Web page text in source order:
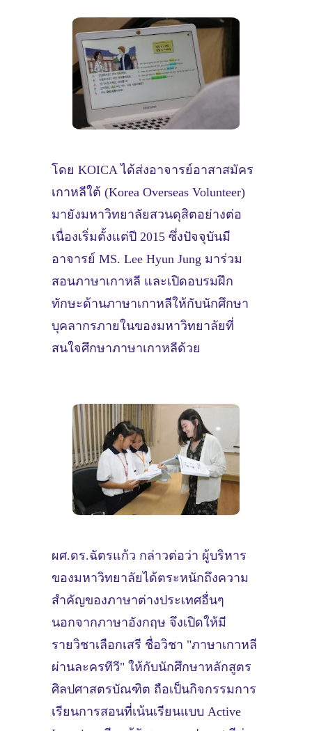
โดย KOICA ได้ส่งอาจารย์อาสาสมัคร
เกาหลีใต้ (Korea Overseas Volunteer)
มายังมหาวิทยาลัยสวนดุสิตอย่างต่อ
เนื่องเริ่มตั้งแต่ปี 2015 ซึ่งปัจจุบันมี
อาจารย์ MS. Lee Hyun Jung มาร่วม
สอนภาษาเกาหลี และเปิดอบรมฝึก
ทักษะด้านภาษาเกาหลีให้กับนักศึกษา
บุคลากรภายในของมหาวิทยาลัยที่
สนใจศึกษาภาษาเกาหลีด้วย
ผศ.ดร.ฉัตรแก้ว กล่าวต่อว่า ผู้บริหาร
ของมหาวิทยาลัยได้ตระหนักถึงความ
สำคัญของภาษาต่างประเทศอื่นๆ
นอกจากภาษาอังกฤษ จึงเปิดให้มี
รายวิชาเลือกเสรี ชื่อวิชา "ภาษาเกาหลี
ผ่านละครทีวี" ให้กับนักศึกษาหลักสูตร
ศิลปศาสตรบัณฑิต ถือเป็นกิจกรรมการ
เรียนการสอนที่เน้นเรียนแบบ Active